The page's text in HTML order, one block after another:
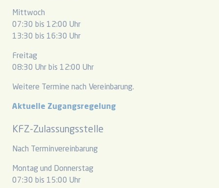
Mittwoch
07:30 bis 12:00 Uhr
13:30 bis 16:30 Uhr
Freitag
08:30 Uhr bis 12:00 Uhr
Weitere Termine nach Vereinbarung.
Aktuelle Zugangsregelung
KFZ-Zulassungsstelle
Nach Terminvereinbarung
Montag und Donnerstag
07:30 bis 15:00 Uhr